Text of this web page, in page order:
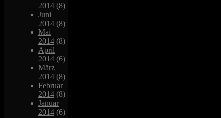
2014 (8)
Juni
2014 (8)
Mai
2014 (8)
April
2014 (6)
März
2014 (8)
Februar
2014 (8)
Januar
2014 (6)